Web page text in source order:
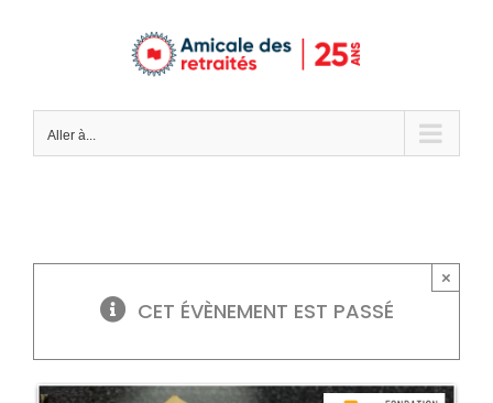
Aller à...
CET ÉVÈNEMENT EST PASSÉ
×